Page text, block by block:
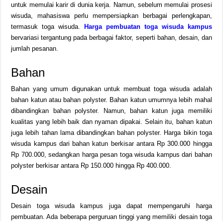
untuk memulai karir di dunia kerja. Namun, sebelum memulai prosesi
wisuda, mahasiswa perlu mempersiapkan berbagai perlengkapan,
termasuk toga wisuda.Harga pembuatan toga wisuda kampus
bervariasi tergantung pada berbagai faktor, seperti bahan, desain, dan
jumlah pesanan.
Bahan
Bahan yang umum digunakan untuk membuat toga wisuda adalah
bahan katun atau bahan polyster. Bahan katun umumnya lebih mahal
dibandingkan bahan polyster. Namun, bahan katun juga memiliki
kualitas yang lebih baik dan nyaman dipakai. Selain itu, bahan katun
juga lebih tahan lama dibandingkan bahan polyster. Harga bikin toga
wisuda kampus dari bahan katun berkisar antara Rp 300.000 hingga
Rp 700.000, sedangkan harga pesan toga wisuda kampus dari bahan
polyster berkisar antara Rp 150.000 hingga Rp 400.000.
Desain
Desain toga wisuda kampus juga dapat mempengaruhi harga
pembuatan. Ada beberapa perguruan tinggi yang memiliki desain toga